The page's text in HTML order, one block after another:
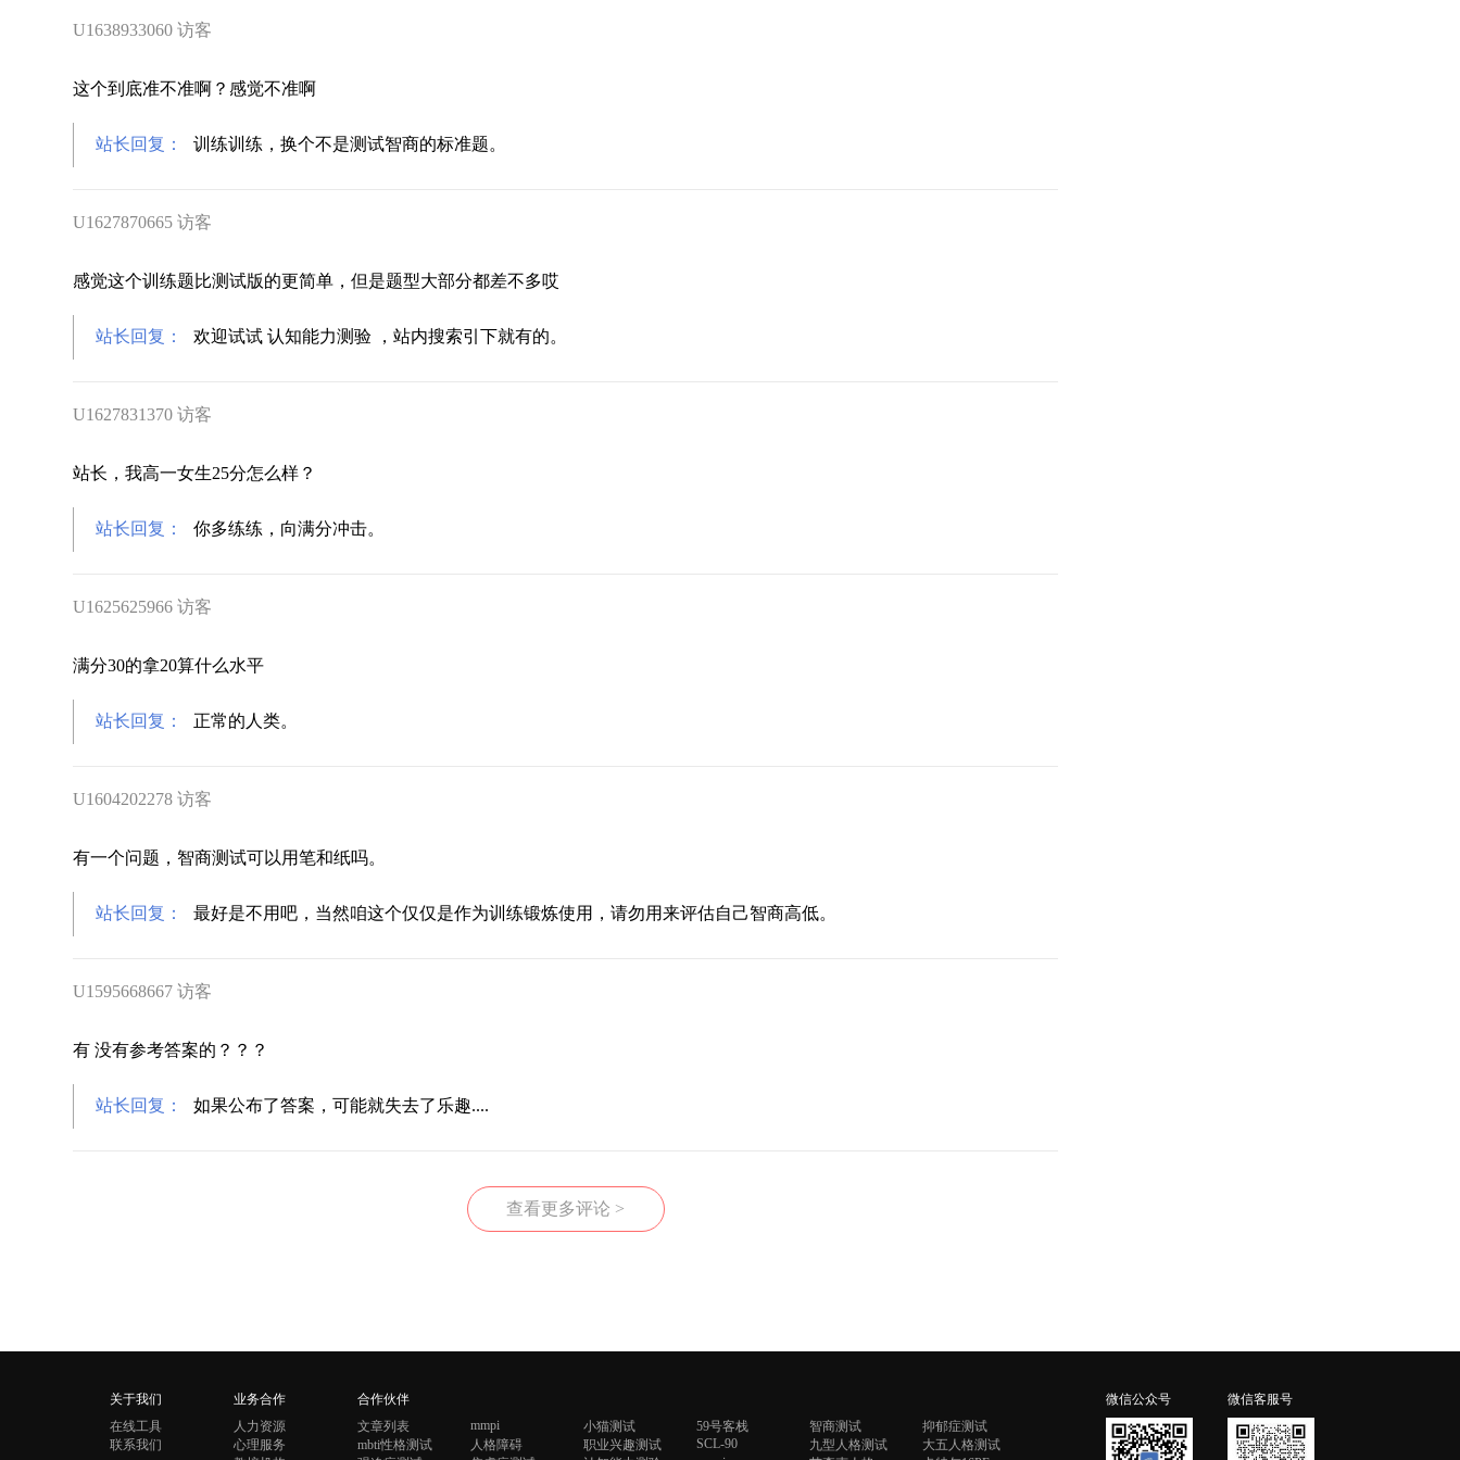
U1638933060 访客
这个到底准不准啊？感觉不准啊
站长回复： 训练训练，换个不是测试智商的标准题。
U1627870665 访客
感觉这个训练题比测试版的更简单，但是题型大部分都差不多哎
站长回复： 欢迎试试 认知能力测验 ，站内搜索引下就有的。
U1627831370 访客
站长，我高一女生25分怎么样？
站长回复： 你多练练，向满分冲击。
U1625625966 访客
满分30的拿20算什么水平
站长回复： 正常的人类。
U1604202278 访客
有一个问题，智商测试可以用笔和纸吗。
站长回复： 最好是不用吧，当然咱这个仅仅是作为训练锻炼使用，请勿用来评估自己智商高低。
U1595668667 访客
有 没有参考答案的？？？
站长回复： 如果公布了答案，可能就失去了乐趣....
查看更多评论 >
关于我们
在线工具
联系我们
业务合作
人力资源
心理服务
合作伙伴
文章列表
mmpi 小猫测试 59号客栈 智商测试
抑郁症测试
mbti性格测试
人格障碍 职业兴趣测试 SCL-90 九型人格测试
大五人格测试
微信客服号
微信公众号